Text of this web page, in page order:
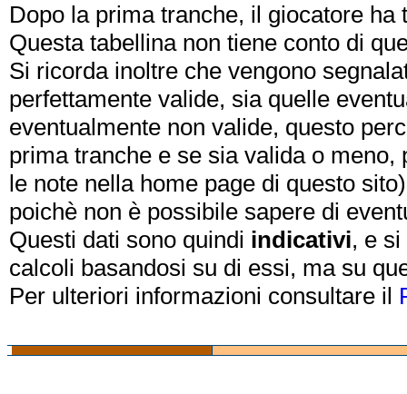
Dopo la prima tranche, il giocatore
Questa tabellina non tiene conto di
Si ricorda inoltre che vengono
perfettamente valide, sia quelle
eventualmente non valide, questo
prima tranche e se sia valida o
le note nella home page di questo
poichè non è possibile sapere di
Questi dati sono quindi indicativi, e
calcoli basandosi su di essi, ma su
Per ulteriori informazioni consultare il